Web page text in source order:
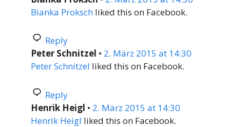
Bianka Proksch liked this on Facebook.
Reply
Peter Schnitzel • 2. März 2015 at 14:30
Peter Schnitzel liked this on Facebook.
Reply
Henrik Heigl • 2. März 2015 at 14:30
Henrik Heigl liked this on Facebook.